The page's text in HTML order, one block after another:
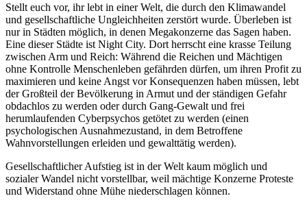
Stellt euch vor, ihr lebt in einer Welt, die durch den Klimawandel
und gesellschaftliche Ungleichheiten zerstört wurde. Überleben ist
nur in Städten möglich, in denen Megakonzerne das Sagen haben.
Eine dieser Städte ist Night City. Dort herrscht eine krasse Teilung
zwischen Arm und Reich: Während die Reichen und Mächtigen
ohne Kontrolle Menschenleben gefährden dürfen, um ihren Profit zu
maximieren und keine Angst vor Konsequenzen haben müssen, lebt
der Großteil der Bevölkerung in Armut und der ständigen Gefahr
obdachlos zu werden oder durch Gang-Gewalt und frei
herumlaufenden Cyberpsychos getötet zu werden (einen
psychologischen Ausnahmezustand, in dem Betroffene
Wahnvorstellungen erleiden und gewalttätig werden).
Gesellschaftlicher Aufstieg ist in der Welt kaum möglich und
sozialer Wandel nicht vorstellbar, weil mächtige Konzerne Proteste
und Widerstand ohne Mühe niederschlagen können.